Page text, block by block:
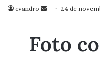
evandro
Mande
mail
24 de
Foto